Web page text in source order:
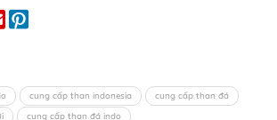
cung cấp than indonesia
cung cấp than đá
cung cấp than đá indo